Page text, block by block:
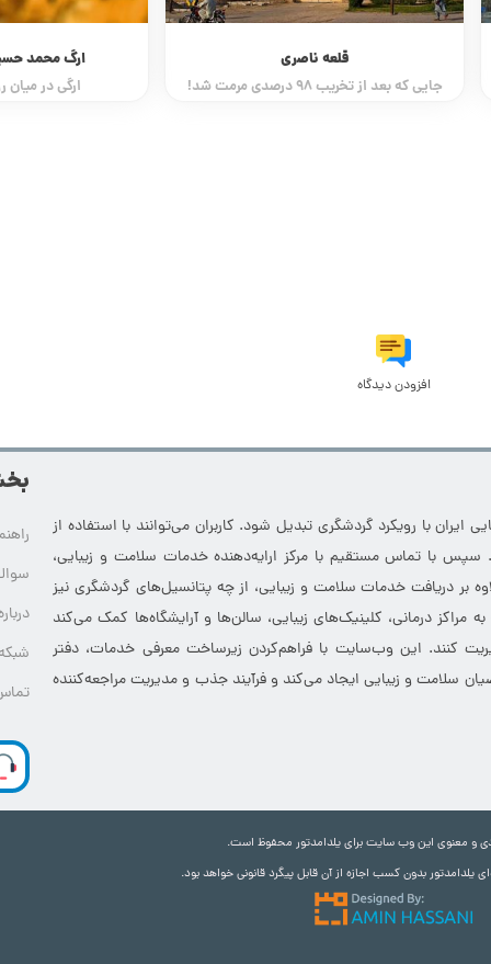
قلعه ناصری
جایی که بعد از تخریب 98 درصدی مرمت شد!
ارگ محمد
ارگی در
افزودن دیدگاه
با رویکرد گردشگری تبدیل شود. کاربران می‌توانند با استفاده از
با تماس مستقیم با مرکز ارایه‌دهنده خدمات سلامت و زیبایی،
بر دریافت خدمات سلامت و زیبایی، از چه پتانسیل‌های گردشگری نیز
درمانی، کلینیک‌های زیبایی، سالن‌ها و آرایشگاه‌ها کمک می‌کند
کنند. این وب‌سایت با فراهم‌کردن زیرساخت معرفی خدمات، دفتر
سلامت و زیبایی ایجاد می‌کند و فرآیند جذب و مدیریت مراجعه‌کننده
و معنوی این وب سایت برای یلدامدتور محفوظ است.
یلدامدتور بدون کسب اجازه از آن قابل پیگرد قانونی خواهد بود.